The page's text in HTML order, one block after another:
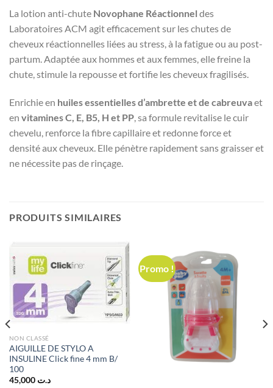
La lotion anti-chute Novophane Réactionnel des
Laboratoires ACM agit efficacement sur les chutes de
cheveux réactionnelles liées au stress, à la fatigue ou au post-
partum. Adaptée aux hommes et aux femmes, elle freine la
chute, stimule la repousse et fortifie les cheveux fragilisés.
Enrichie en huiles essentielles d’ambrette et de cabreuvaet
en vitamines C, E, B5, H et PP , sa formule revitalise le cuir
chevelu, renforce la fibre capillaire et redonne force et
densité aux cheveux. Elle pénètre rapidement sans graisser et
ne nécessite pas de rinçage.
PRODUITS SIMILAIRES
NON CLASSÉ
AIGUILLE DE STYLO A
INSULINE Click fine 4 mm B/
100
د.ت 45,000
Promo !